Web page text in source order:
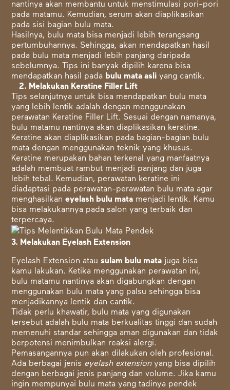
nantinya akan membantu untuk menstimulasi pori-pori
pada matamu. Kemudian, serum akan diaplikasikan
pada sisi bagian bulu mata.
Hasilnya, bulu mata bisa menjadi lebih terangsang
pertumbuhannya. Sehingga, akan mendapatkan hasil
pada bulu mata menjadi lebih panjang daripada
sebelumnya. Tips ini banyak dipilih karena bisa
mendapatkan hasil pada bulu mata asli yang cantik.
2. Melakukan Keratine Filler Lift
Tips selanjutnya untuk bisa mendapatkan bulu mata
yang lebih lentik adalah dengan menggunakan
perawatan Keratine Filler Lift. Sesuai dengan namanya,
bulu matamu nantinya akan diaplikasikan keratine.
Keratine akan diaplikasikan pada bagian-bagian bulu
mata dengan menggunakan teknik yang khusus.
Keratine merupakan bahan terkenal yang manfaatnya
adalah membuat rambut menjadi panjang dan juga
lebih tebal. Kemudian, perawatan keratine ini
diadaptasi pada perawatan-perawatan bulu mata agar
menghasilkaneyelash bulu mata menjadi lentik. Kamu
bisa melakukannya pada salon yang terbaik dan
terpercaya.
3. Melakukan Eyelash Extension
Eyelash Extension atausulam bulu mata juga bisa
kamu lakukan. Ketika menggunakan perawatan ini,
bulu matamu nantinya akan digabungkan dengan
menggunakan bulu mata yang palsu sehingga bisa
menjadikannya lentik dan cantik.
Tidak perlu khawatir, bulu mata yang digunakan
tersebut adalah bulu mata berkualitas tinggi dan sudah
memenuhi standar sehingga aman digunakan dan tidak
berpotensi menimbulkan reaksi alergi.
Pemasangannya pun akan dilakukan oleh profesional.
Ada berbagai jenis eyelash extensionyang bisa dipilih
dengan berbagai jenis panjang dan volume. Jika kamu
ingin mempunyai bulu mata yang tadinya pendek